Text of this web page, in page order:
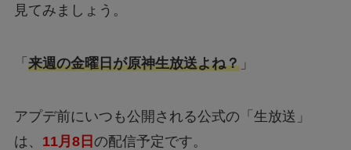
見てみましょう。
「 来週の金曜日が原神生放送よね？」
アプデ前にいつも公開される公式の「生放送」
は、 11月8日 の配信予定です。